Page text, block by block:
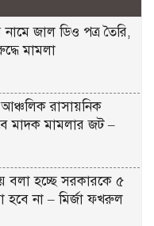
নামে জাল ডিও পত্র তৈরি,
মামলা
রাসায়নিক
মাদক মামলার জট –
বলা হচ্ছে সরকারকে ৫
হবে না – মির্জা ফখরুল